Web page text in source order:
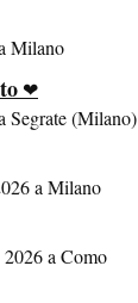
Milano
Segrate (Milano)
a Milano
a Como